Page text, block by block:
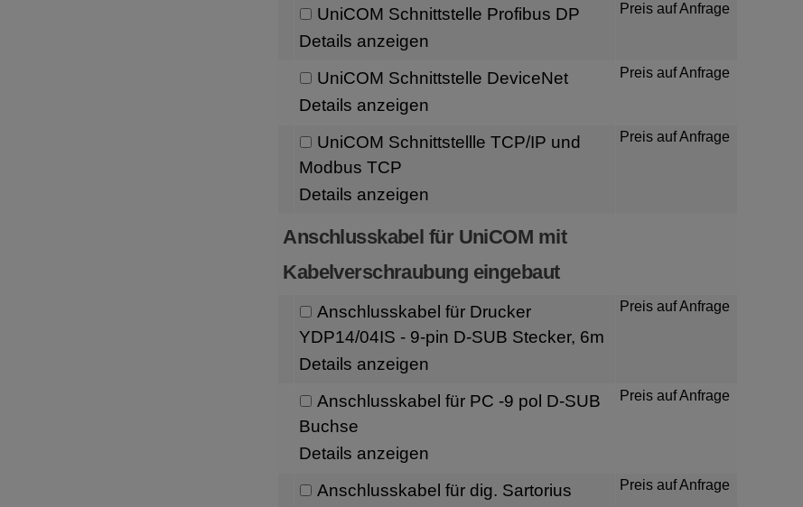
UniCOM Schnittstelle Profibus DP
Details anzeigen
Preis auf Anfrage
UniCOM Schnittstelle DeviceNet
Details anzeigen
Preis auf Anfrage
UniCOM Schnittstellle TCP/IP und
Modbus TCP
Details anzeigen
Preis auf Anfrage
Anschlusskabel für UniCOM mit
Kabelverschraubung eingebaut
Anschlusskabel für Drucker
YDP14/04IS - 9-pin D-SUB Stecker, 6m
Details anzeigen
Preis auf Anfrage
Anschlusskabel für PC -9 pol D-SUB
Buchse
Details anzeigen
Preis auf Anfrage
Anschlusskabel für dig. Sartorius
Preis auf Anfrage